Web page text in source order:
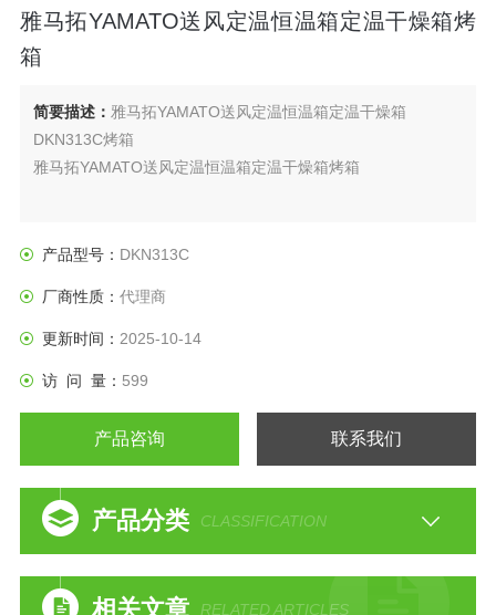
雅马拓YAMATO送风定温恒温箱定温干燥箱烤
箱
简要描述： 雅马拓YAMATO送风定温恒温箱定温干燥箱
DKN313C烤箱
雅马拓YAMATO送风定温恒温箱定温干燥箱烤箱
产品型号： DKN313C
厂商性质： 代理商
更新时间： 2025-10-14
访 问 量： 599
产品咨询 联系我们
产品分类 CLASSIFICATION
相关文章 RELATED ARTICLES